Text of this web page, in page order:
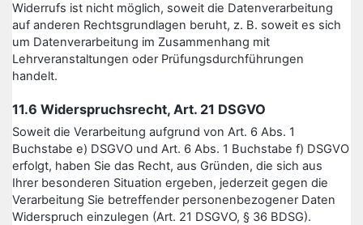
Widerrufs ist nicht möglich, soweit die Datenverarbeitung
auf anderen Rechtsgrundlagen beruht, z. B. soweit es sich
um Datenverarbeitung im Zusammenhang mit
Lehrveranstaltungen oder Prüfungsdurchführungen
handelt.
11.6 Widerspruchsrecht, Art. 21 DSGVO
Soweit die Verarbeitung aufgrund von Art. 6 Abs. 1
Buchstabe e) DSGVO und Art. 6 Abs. 1 Buchstabe f) DSGVO
erfolgt, haben Sie das Recht, aus Gründen, die sich aus
Ihrer besonderen Situation ergeben, jederzeit gegen die
Verarbeitung Sie betreffender personenbezogener Daten
Widerspruch einzulegen (Art. 21 DSGVO, § 36 BDSG).